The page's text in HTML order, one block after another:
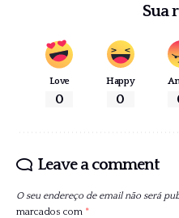
Sua
Love
0
Happy
0
Leave a comment
O seu endereço de email não será
marcados com *